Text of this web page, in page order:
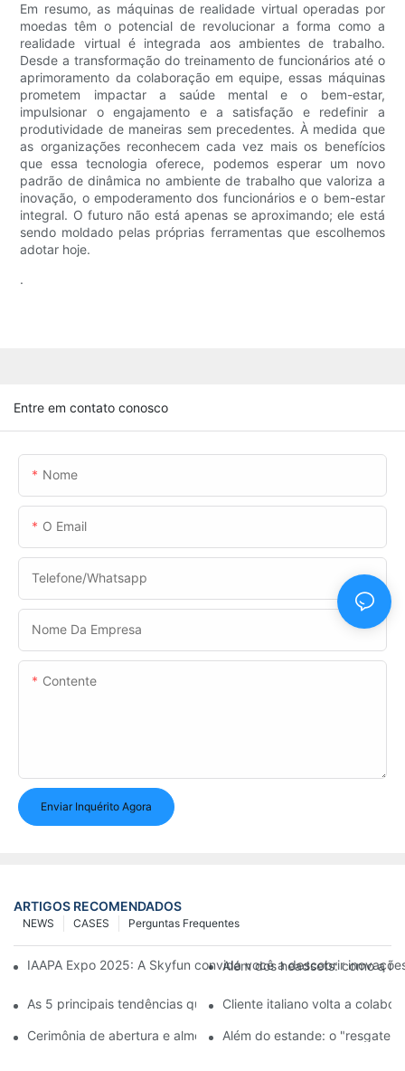
Em resumo, as máquinas de realidade virtual operadas por
moedas têm o potencial de revolucionar a forma como a
realidade virtual é integrada aos ambientes de trabalho.
Desde a transformação do treinamento de funcionários até o
aprimoramento da colaboração em equipe, essas máquinas
prometem impactar a saúde mental e o bem-estar,
impulsionar o engajamento e a satisfação e redefinir a
produtividade de maneiras sem precedentes. À medida que
as organizações reconhecem cada vez mais os benefícios
que essa tecnologia oferece, podemos esperar um novo
padrão de dinâmica no ambiente de trabalho que valoriza a
inovação, o empoderamento dos funcionários e o bem-estar
integral. O futuro não está apenas se aproximando; ele está
sendo moldado pelas próprias ferramentas que escolhemos
adotar hoje.
.
Entre em contato conosco
Nome
O Email
Telefone/whatsapp
Nome Da Empresa
Contente
Enviar Inquérito Agora
ARTIGOS RECOMENDADOS
Perguntas Frequentes
CASES
NEWS
IAAPA Expo 2025: A Skyfun convida você a descobrir
Além dos headsets: como a
As 5 principais tendências que moldarão o futuro das
Cliente italiano volta a
Cerimônia de abertura e almoço de boas-vindas do Skyfun
Além do estande: o "resgate